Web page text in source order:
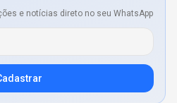
e notícias direto no seu WhatsApp